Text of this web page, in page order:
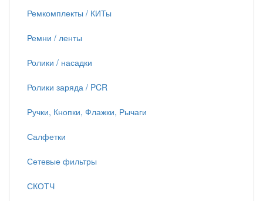
Ремкомплекты / КИТы
Ремни / ленты
Ролики / насадки
Ролики заряда / PCR
Ручки, Кнопки, Флажки, Рычаги
Салфетки
Сетевые фильтры
СКОТЧ